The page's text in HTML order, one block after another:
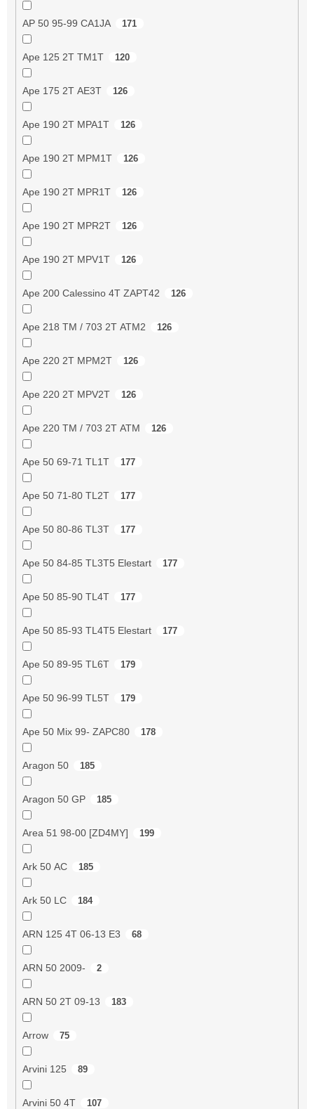
AP 50 95-99 CA1JA 171
Ape 125 2T TM1T 120
Ape 175 2T AE3T 126
Ape 190 2T MPA1T 126
Ape 190 2T MPM1T 126
Ape 190 2T MPR1T 126
Ape 190 2T MPR2T 126
Ape 190 2T MPV1T 126
Ape 200 Calessino 4T ZAPT42 126
Ape 218 TM / 703 2T ATM2 126
Ape 220 2T MPM2T 126
Ape 220 2T MPV2T 126
Ape 220 TM / 703 2T ATM 126
Ape 50 69-71 TL1T 177
Ape 50 71-80 TL2T 177
Ape 50 80-86 TL3T 177
Ape 50 84-85 TL3T5 Elestart 177
Ape 50 85-90 TL4T 177
Ape 50 85-93 TL4T5 Elestart 177
Ape 50 89-95 TL6T 179
Ape 50 96-99 TL5T 179
Ape 50 Mix 99- ZAPC80 178
Aragon 50 185
Aragon 50 GP 185
Area 51 98-00 [ZD4MY] 199
Ark 50 AC 185
Ark 50 LC 184
ARN 125 4T 06-13 E3 68
ARN 50 2009- 2
ARN 50 2T 09-13 183
Arrow 75
Arvini 125 89
Arvini 50 4T 107